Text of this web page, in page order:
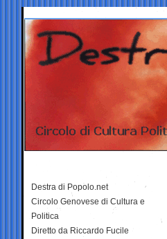
Destra di Popolo.net
Circolo Genovese di Cultura e
Politica
Diretto da Riccardo Fucile